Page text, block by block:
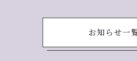
お知らせ一